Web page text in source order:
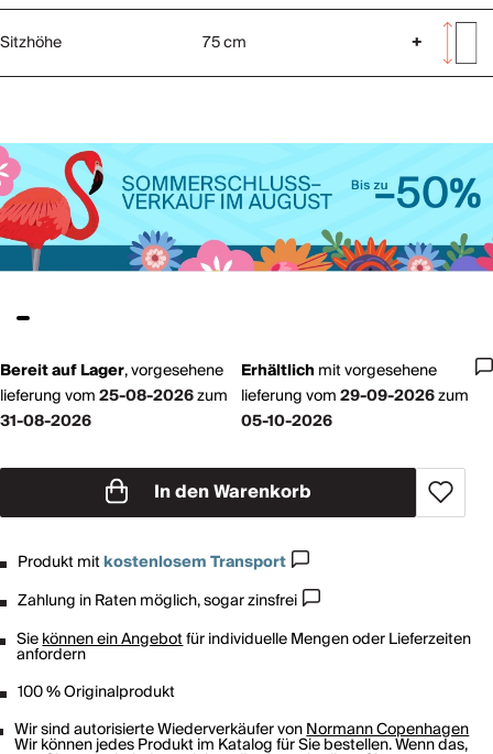
Sitzhöhe 75 cm +
Bereit auf Lager,vorgesehene
lieferung vom25-08-2026zum
31-08-2026
Erhältlich mitvorgesehene
lieferung vom29-09-2026zum
05-10-2026
In den Warenkorb
Produkt mitkostenlosem Transport
Zahlung in Raten möglich, sogar zinsfrei
Siekönnen ein Angebotfür individuelle Mengen oder Lieferzeiten
anfordern
100 % Originalprodukt
Wir sind autorisierte Wiederverkäufer vonNormann Copenhagen
Wir können jedes Produkt im Katalog für Sie bestellen. Wenn das,